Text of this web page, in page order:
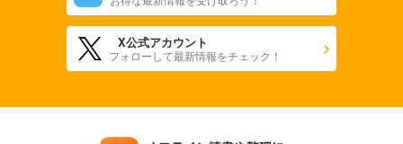
X公式アカウント
フォローして最新情報をチェック！